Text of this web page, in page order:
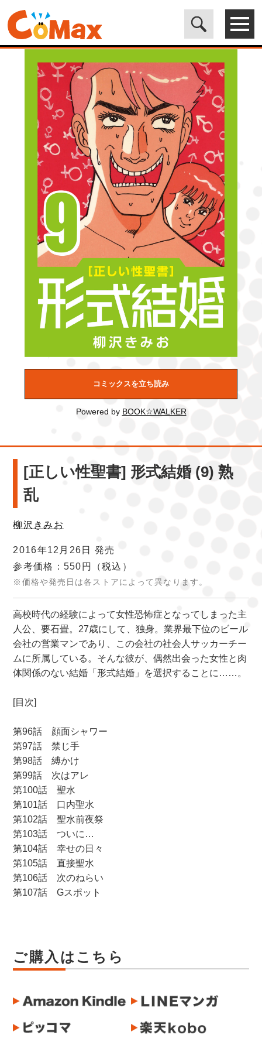
電子書籍マンガ CoMax(コマックス)公式サイト - 株式会社ICE>
LEGEND> [正しい性聖書] 形式結婚 (9) 熟乱
コミックスを立ち読み
Powered by BOOK☆WALKER
[正しい性聖書] 形式結婚 (9) 熟
乱
柳沢きみお
2016年12月26日 発売
参考価格：550円
（税込）
※価格や発売日は各ストアによって異なります。
高校時代の経験によって女性恐怖症となってしまった主
人公、要石畳。27歳にして、独身。業界最下位のビール
会社の営業マンであり、この会社の社会人サッカーチー
ムに所属している。そんな彼が、偶然出会った女性と肉
体関係のない結婚「形式結婚」を選択することに……。
[目次]
第96話 顔面シャワー
第97話 禁じ手
第98話 縛かけ
第99話 次はアレ
第100話 聖水
第101話 口内聖水
第102話 聖水前夜祭
第103話 ついに…
第104話 幸せの日々
第105話 直接聖水
第106話 次のねらい
第107話 Gスポット
ご購入はこちら